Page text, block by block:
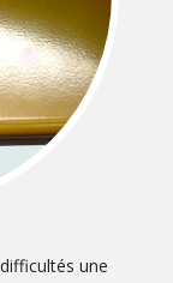
une